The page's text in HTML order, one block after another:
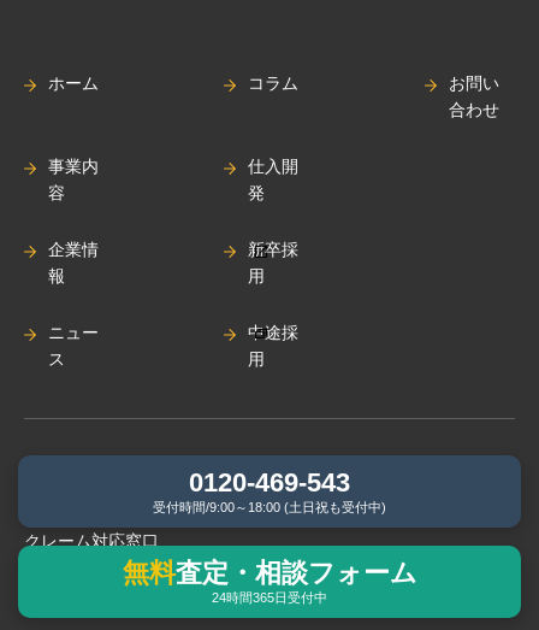
ホーム
事業内
容
企業情
報
ニュー
ス
コラム
仕入開
発
新卒採
用
中途採
用
お問い
合わせ
プライバシーポリシー
クレーム対応窓口
次世代法に基づく⼀般事業主⾏動計画
0120-469-543
受付時間/9:00～18:00 (土日祝も受付中)
無料査定・相談フォーム
24時間365日受付中